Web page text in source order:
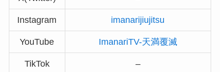
Instagram imanarijiujitsu
YouTube ImanariTV-天満覆滅
TikTok –